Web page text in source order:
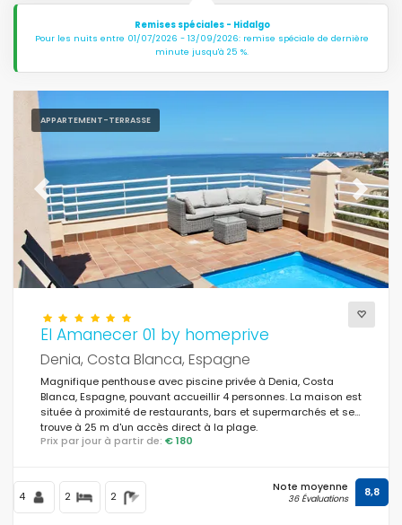
Remises spéciales - Hidalgo
Pour les nuits entre 01/07/2026 - 13/09/2026: remise spéciale de dernière
minute jusqu'à 25 %.
APPARTEMENT-TERRASSE
Previous Next
El Amanecer 01 by homeprive
Denia, Costa Blanca, Espagne
Magnifique penthouse avec piscine privée à Denia, Costa
Blanca, Espagne, pouvant accueillir 4 personnes. La maison est
située à proximité de restaurants, bars et supermarchés et se
trouve à 25 m d'un accès direct à la plage.
Prix par jour à partir de: € 180
4 2 2
Note moyenne
36 Évaluations 8,8